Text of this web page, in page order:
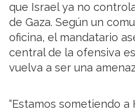
que Israel ya no controla
de Gaza. Según un
oficina, el mandatario
central de la ofensiva
vuelva a ser una
“Estamos sometiendo a